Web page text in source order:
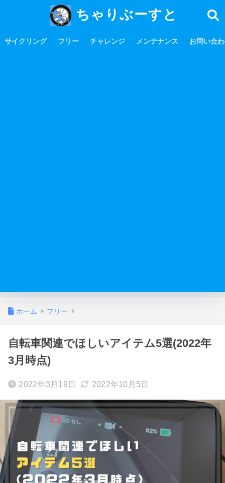
ちゃりぶーすと
サイクリング フリー チャレンジ メンテナンス お問い合
ホーム フリー
自転車関連でほしいアイテム5選(2022年
3月時点)
2022年3月19日 2022年10月5日